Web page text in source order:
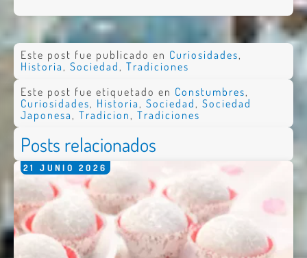
Este post fue publicado en Curiosidades,
Historia, Sociedad, Tradiciones
Este post fue etiquetado en Constumbres,
Curiosidades, Historia , Sociedad , Sociedad
Japonesa , Tradicion , Tradiciones
Posts relacionados
21 JUNIO 2026